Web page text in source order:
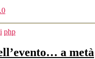
php
a metà